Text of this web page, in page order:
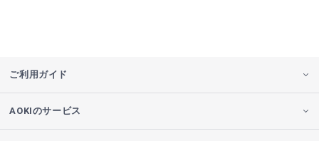
ご利用ガイド
AOKIのサービス